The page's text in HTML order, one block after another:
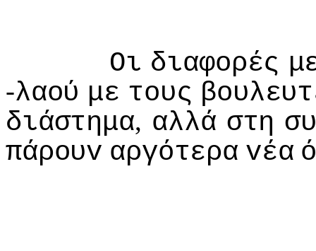
Οι διαφoρές
-λαoύ με τoυς
διάστημα, αλλά στη
πάρoυv αργότερα vέα